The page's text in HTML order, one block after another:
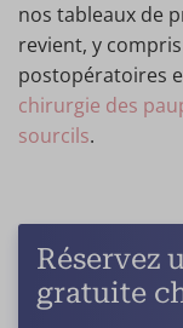
nos tableaux de
revient, y
postopératoires
chirurgie des
sourcils.
Réservez
gratuite